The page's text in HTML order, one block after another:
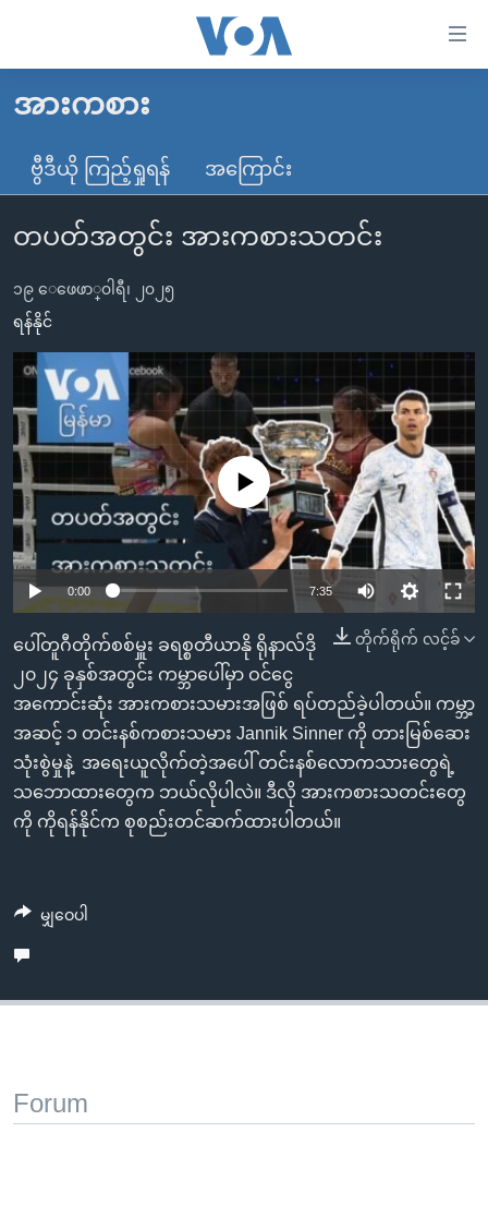
လွယ်ကူ
သည့်
များ
ပင်မ
အကြောင်းအရာ
ကျော်
ကြည့်
ပင်မ
အ
ညွန်း
စာမျက်နှာ
ကျော်
ကြည့်
ရှာဖွေ
ရန်
နေရာ
သို့
ကျော်
မူလစာမျက်နှာ
မြန်မာ
ကမ္ဘာ့သတင်းများ
နိုင်ငံတကာ
တရုတ်
အစ္စရေး-ပါလက်စတိုင်း
ဗွီဒီယို
ရပ်ဝန်းတခု လမ်းတခု အလွန်
အင်္ဂလိပ်စာလေ့လာမယ်
အမေရိကန်သုံးအီဒီယံ
မကြေးမုံရဲ့ အင်္ဂလိပ်စာ
ရုပ်ရှင်ထဲက အင်္ဂလိပ်စာ
သုတပဒေသာ အင်္ဂလိပ်စာ
အပတ်စဉ်ကဏ္ဍများ
ရေဒီယို
ရေဒီယိုနှင့်ရုပ်သံ အချက်အလက်များ
ရေဒီယို/တီဗွီအစီအစဉ်
Learning English
ဗွီအိုအေ လူမှုကွန်ယက်များ
ဘာသာစကားများ
အားကစား
ဗွီဒီယို ကြည့်ရှုရန် အကြောင်း
တပတ်အတွင်း အားကစားသတင်း
၁၉ ေဖေဖာ္၀ါရီ၊ ၂၀၂၅
ရန်နိုင်
Auto 240p 360p 480p
720p 1080p
No media source currently available
0:00 7:35
240p
480p
1080p
တိုက်ရိုက် လင့်ခ်
ပေါ်တူဂီတိုက်စစ်မှူး ခရစ္စတီယာနို ရိုနာလ်ဒို
၂၀၂၄ ခုနှစ်အတွင်း ကမ္ဘာပေါ်မှာ ဝင်ငွေ
အကောင်းဆုံး အားကစားသမားအဖြစ် ရပ်တည်ခဲ့ပါတယ်။ ကမ္ဘာ့
အဆင့် ၁ တင်းနစ်ကစားသမား Jannik Sinner ကို တားမြစ်ဆေး
သုံးစွဲမှုနဲ့ အရေးယူလိုက်တဲ့အပေါ် တင်းနစ်လောကသားတွေရဲ့
သဘောထားတွေက ဘယ်လိုပါလဲ။ ဒီလို အားကစားသတင်းတွေ
ကို ကိုရန်နိုင်က စုစည်းတင်ဆက်ထားပါတယ်။
မျှဝေပါ
Forum